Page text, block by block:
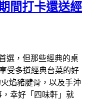
間打卡還送經
選，但那些經典的桌
受多道經典台菜的好
焰豬腱骨，以及手沖
幸好「四味軒」就